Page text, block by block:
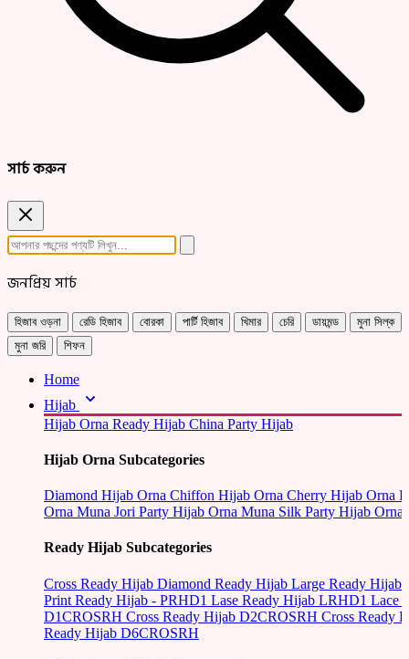
সার্চ করুন
জনপ্রিয় সার্চ
হিজাব ওড়না রেডি হিজাব বোরকা পার্টি হিজাব খিমার চেরি ডায়মন্ড
মুনা সিল্ক
মুনা জরি
শিফন
Home
Hijab
Hijab Orna Ready Hijab China Party Hijab
Hijab Orna Subcategories
Diamond Hijab Orna Chiffon Hijab Orna Cherry Hijab Orna
Orna Muna Jori Party Hijab Orna Muna Silk Party Hijab Orna
Ready Hijab Subcategories
Cross Ready Hijab Diamond Ready Hijab Large Ready Hijab
Print Ready Hijab - PRHD1 Lase Ready Hijab LRHD1 Lace
D1CROSRH Cross Ready Hijab D2CROSRH Cross Ready
Ready Hijab D6CROSRH